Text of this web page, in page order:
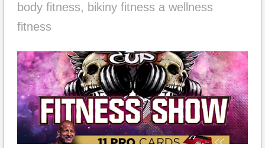
body fitness, bikiny fitness a wellness
fitness